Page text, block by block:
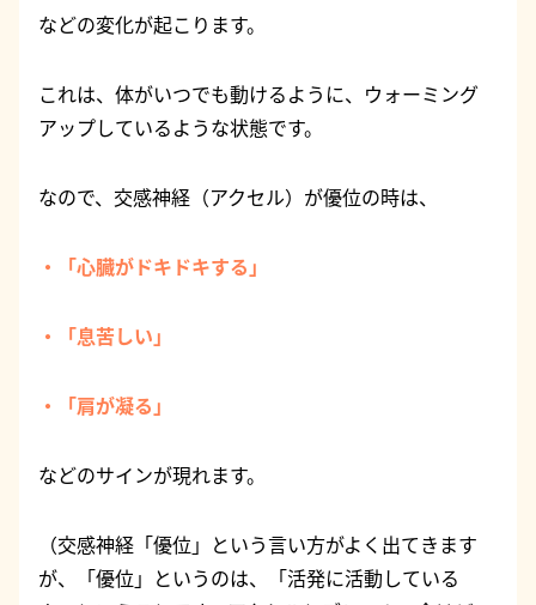
などの変化が起こります。
これは、体がいつでも動けるように、ウォーミング
アップしているような状態です。
なので、交感神経（アクセル）が優位の時は、
・「心臓がドキドキする」
・「息苦しい」
・「肩が凝る」
などのサインが現れます。
（交感神経「優位」という言い方がよく出てきます
が、「優位」というのは、「活発に活動している